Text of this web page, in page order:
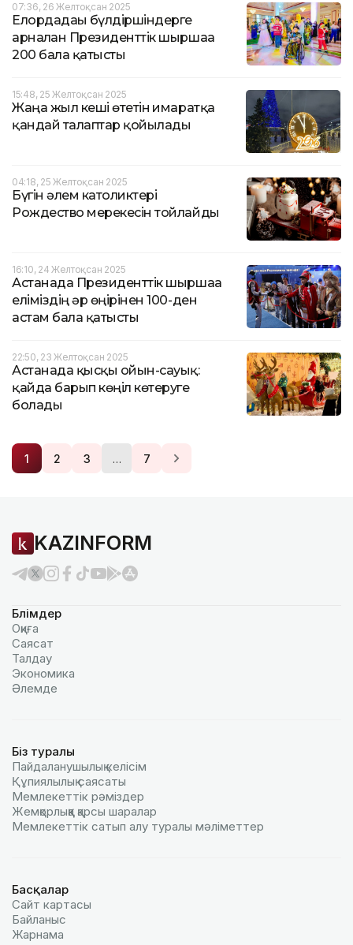
07:36, 26 Желтоқсан 2025
Елордадағы бүлдіршіндерге
арналған Президенттік шыршаға
200 бала қатысты
15:48, 25 Желтоқсан 2025
Жаңа жыл кеші өтетін ғимаратқа
қандай талаптар қойылады
04:18, 25 Желтоқсан 2025
Бүгін әлем католиктері
Рождество мерекесін тойлайды
16:10, 24 Желтоқсан 2025
Астанада Президенттік шыршаға
еліміздің әр өңірінен 100-ден
астам бала қатысты
22:50, 23 Желтоқсан 2025
Астанада қысқы ойын-сауық:
қайда барып көңіл көтеруге
болады
1 2 3 … 7
KAZINFORM
Бөлімдер
Оқиға
Саясат
Талдау
Экономика
Әлемде
Біз туралы
Пайдаланушылық келiciм
Құпиялылық саясаты
Мемлекеттік рәміздер
Жемқорлыққа қарсы шаралар
Мемлекеттік сатып алу туралы мәлiметтер
Басқалар
Сайт картасы
Байланыс
Жарнама